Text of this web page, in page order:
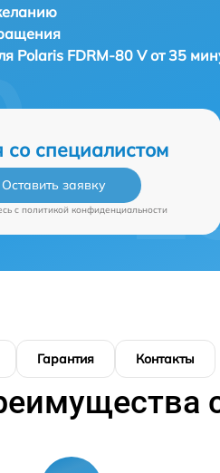
Polaris FDRM-80 V от 35
со специалистом
Оставить заявку
c политикой конфиденциальности
Гарантия Контакты